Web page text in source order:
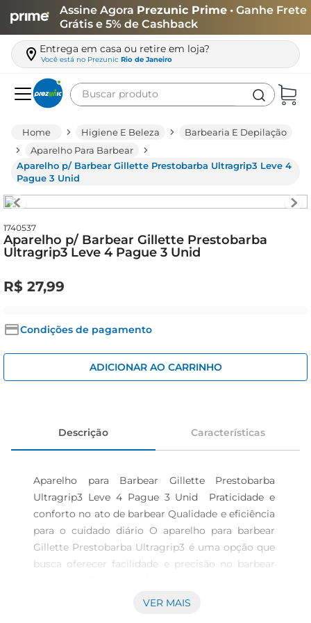
Assine Agora Prezunic Prime • Ganhe Frete
Grátis e 5% de Cashback
Entrega em casa ou retire em loja?
Você está no Prezunic Rio de Janeiro
Buscar produto
Higiene E Beleza
Barbearia E Depilação
Aparelho Para Barbear
Aparelho p/ Barbear Gillette Prestobarba Ultragrip3 Leve 4
Pague 3 Unid
1740537
Aparelho p/ Barbear Gillette Prestobarba
Ultragrip3 Leve 4 Pague 3 Unid
R$ 27,99
Condições de pagamento
ADICIONAR AO CARRINHO
Descrição Características
Aparelho para Barbear Gillette Prestobarba
Ultragrip3 Leve 4 Pague 3 Unid  Praticidade e
conforto no ato de barbear Qualidade e eficiência
para o cuidado diário O aparelho para barbear
Gillette Prestobarba Ultragrip3 é uma opção que
busca oferecer facilidade e precisão no barbear
resultado uniforme, ele representa uma
VER MAIS
leite
arroz
biscoito
azeite
papel higiênico